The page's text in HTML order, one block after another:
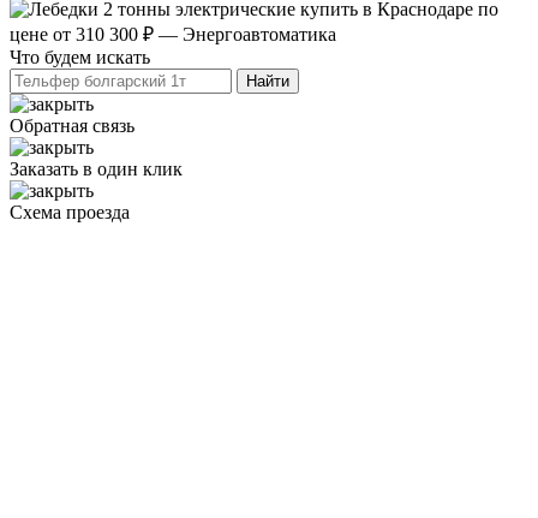
Что будем искать
Обратная связь
Заказать в один клик
Схема проезда